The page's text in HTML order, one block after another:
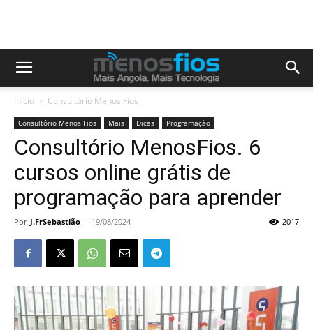
Início Consultório Menos Fios
Consultório Menos Fios Mais Dicas Programação
Consultório MenosFios. 6
cursos online grátis de
programação para aprender
Por J.FrSebastião - 19/08/2024 2017